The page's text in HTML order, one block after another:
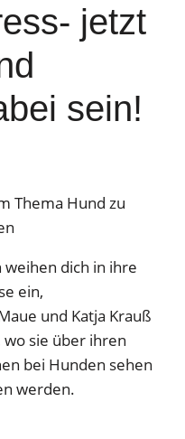
jetzt
sein!
Thema Hund zu
dich in ihre
ein,
und Katja Krauß
sie über ihren
bei Hunden sehen
werden.